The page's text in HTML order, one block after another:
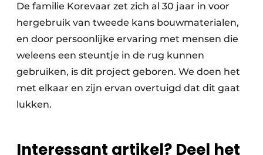
De familie Korevaar zet zich al 30 jaar in voor
her­gebruik van tweede kans bouwmaterialen,
en door persoonlijke ervaring met mensen die
weleens een steuntje in de rug kunnen
gebruiken, is dit project geboren. We doen het
met elkaar en zijn ervan overtuigd dat dit gaat
lukken.
Interessant artikel? Deel het